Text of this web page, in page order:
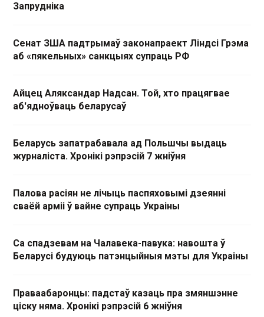
Запрудніка
Сенат ЗША падтрымаў законапраект Ліндсі Грэма
аб «пякельных» санкцыях супраць РФ
Айцец Аляксандар Надсан. Той, хто працягвае
аб'ядноўваць беларусаў
Беларусь запатрабавала ад Польшчы выдаць
журналіста. Хронікі рэпрэсій 7 жніўня
Палова расіян не лічыць паспяховымі дзеянні
сваёй арміі ў вайне супраць Украіны
Са спадзевам на Чалавека-павука: навошта ў
Беларусі будуюць патэнцыйныя мэты для Украіны
Праваабаронцы: падстаў казаць пра змяншэнне
ціску няма. Хронікі рэпрэсій 6 жніўня